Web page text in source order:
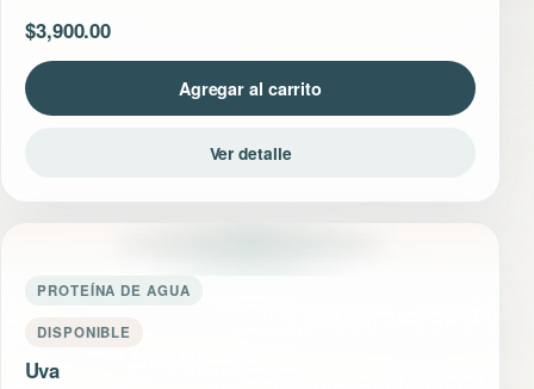
$3,900.00
Agregar al carrito
Ver detalle
PROTEÍNA DE AGUA
DISPONIBLE
Uva